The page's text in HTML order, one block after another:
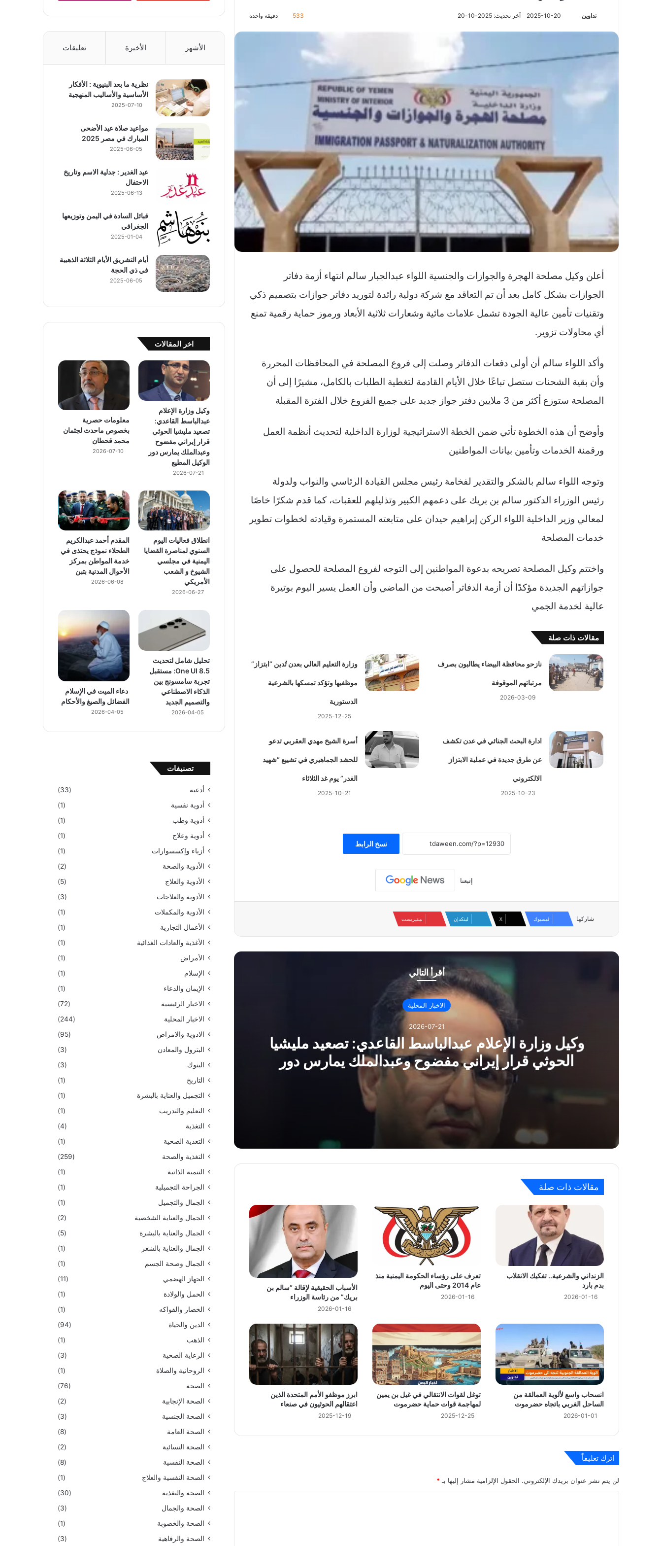
تداوين 2025-10-20 آخر تحديث: 2025-10-20 533 دقيقة واحدة
أعلن وكيل مصلحة الهجرة والجوازات والجنسية اللواء عبدالجبار سالم انتهاء أزمة دفاتر
الجوازات بشكل كامل بعد أن تم التعاقد مع شركة دولية رائدة لتوريد دفاتر جوازات بتصميم ذكي
وتقنيات تأمين عالية الجودة تشمل علامات مائية وشعارات ثلاثية الأبعاد ورموز حماية رقمية تمنع
أي محاولات تزوير.
وأكد اللواء سالم أن أولى دفعات الدفاتر وصلت إلى فروع المصلحة في المحافظات المحررة
وأن بقية الشحنات ستصل تباعًا خلال الأيام القادمة لتغطية الطلبات بالكامل، مشيرًا إلى أن
المصلحة ستوزع أكثر من 3 ملايين دفتر جواز جديد على جميع الفروع خلال الفترة المقبلة
وأوضح أن هذه الخطوة تأتي ضمن الخطة الاستراتيجية لوزارة الداخلية لتحديث أنظمة العمل
ورقمنة الخدمات وتأمين بيانات المواطنين
وتوجه اللواء سالم بالشكر والتقدير لفخامة رئيس مجلس القيادة الرئاسي والنواب ولدولة
رئيس الوزراء الدكتور سالم بن بريك على دعمهم الكبير وتذليلهم للعقبات، كما قدم شكرًا خاصًا
لمعالي وزير الداخلية اللواء الركن إبراهيم حيدان على متابعته المستمرة وقيادته لخطوات تطوير
خدمات المصلحة
واختتم وكيل المصلحة تصريحه بدعوة المواطنين إلى التوجه لفروع المصلحة للحصول على
جوازاتهم الجديدة مؤكدًا أن أزمة الدفاتر أصبحت من الماضي وأن العمل يسير اليوم بوتيرة
عالية لخدمة الجمي
مقالات ذات صلة
نازحو محافظة البيضاء يطالبون بصرف
مرتباتهم الموقوفة
2026-03-09
وزارة التعليم العالي بعدن تُدين “ابتزاز”
موظفيها وتؤكد تمسكها بالشرعية
الدستورية
2025-12-25
ادارة البحث الجنائي في عدن تكشف
عن طرق جديدة في عملية الابتزاز
الالكتروني
2025-10-23
أسرة الشيخ مهدي العقربي تدعو
للحشد الجماهيري في تشييع “شهيد
الغدر” يوم غد الثلاثاء
2025-10-21
نسخ الرابط
إتبعنا
شاركها فيسبوك ‫X لينكدإن بينتيريست
أقرأ التالي
الاخبار المحلية
2026-07-21
وكيل وزارة الإعلام عبدالباسط القاعدي: تصعيد مليشيا
الحوثي قرار إيراني مفضوح وعبدالملك يمارس دور
الوكيل المطيع
معلومات حصرية بخصوص ماحدث لجثمان محمد قحطان
2026-06-27
انطلاق فعاليات اليوم السنوي لمناصرة القضايا اليمنية في مجلسي الشيوخ و الشعب الأمريكي
2026-03-17
الفرقة أولى طوارئ تدشن توزيع خيام إيوائية وسلال غذائية لإغاثة متضرري حريق مخيمات العبر بدعم من مركز الملك سلمان
ائتلاف العون والتنمية يكرم المعاقين من أبناء محافظة البيضاء ويقيم مأدبة رمضانية
18 قرار أصدرها العليمي في نصف شهر تعرف عليها
مقالات ذات صلة
الزنداني والشرعية.. تفكيك الانقلاب
بدم بارد
2026-01-16
تعرف على رؤساء الحكومة اليمنية منذ
عام 2014 وحتى اليوم
2026-01-16
الأسباب الحقيقية لإقالة “سالم بن
بريك” من رئاسة الوزراء
2026-01-16
انسحاب واسع لألوية العمالقة من
الساحل الغربي باتجاه حضرموت
2026-01-01
توغل لقوات الانتقالي في غيل بن يمين
لمهاجمة قوات حماية حضرموت
2025-12-25
ابرز موظفو الأمم المتحدة الذين
اعتقالهم الحوثيون في صنعاء
2025-12-19
اترك تعليقاً
لن يتم نشر عنوان بريدك الإلكتروني. الحقول الإلزامية مشار إليها بـ *
الأشهر الأخيرة تعليقات
نظرية ما بعد البنيوية : الأفكار
الأساسية والأساليب المنهجية
2025-07-10
مواعيد صلاة عيد الأضحى
المبارك في مصر 2025
2025-06-05
عيد الغدير : جدلية الاسم وتاريخ
الاحتفال
2025-06-13
قبائل السادة في اليمن وتوزيعها
الجغرافي
2025-01-04
أيام التشريق الأيام الثلاثة الذهبية
في ذي الحجة
2025-06-05
اخر المقالات
وكيل وزارة الإعلام
عبدالباسط القاعدي:
تصعيد مليشيا الحوثي
قرار إيراني مفضوح
وعبدالملك يمارس دور
الوكيل المطيع
2026-07-21
معلومات حصرية
بخصوص ماحدث لجثمان
محمد قحطان
2026-07-10
انطلاق فعاليات اليوم
السنوي لمناصرة القضايا
اليمنية في مجلسي
الشيوخ و الشعب
الأمريكي
2026-06-27
المقدم أحمد عبدالكريم
الطحلاء نموذج يحتذى في
خدمة المواطن بمركز
الأحوال المدنية بتبن
2026-06-08
تحليل شامل لتحديث
One UI 8.5: مستقبل
تجربة سامسونج بين
الذكاء الاصطناعي
والتصميم الجديد
2026-04-05
دعاء الميت في الإسلام
الفضائل والصيغ والأحكام
2026-04-05
تصنيفات
أدعية
(33)
أدوية نفسية
(1)
أدوية وطب
(1)
أدوية وعلاج
(1)
أزياء وإكسسوارات
(1)
الأدوية والصحة
(2)
الأدوية والعلاج
(5)
الأدوية والعلاجات
(3)
الأدوية والمكملات
(1)
الأعمال التجارية
(1)
الأغذية والعادات الغذائية
(1)
الأمراض
(1)
الإسلام
(1)
الإيمان والدعاء
(1)
الاخبار الرئيسية
(72)
الاخبار المحلية
(244)
الادوية والامراض
(95)
البترول والمعادن
(3)
البنوك
(3)
التاريخ
(1)
التجميل والعناية بالبشرة
(1)
التعليم والتدريب
(1)
التغذية
(4)
التغذية الصحية
(1)
التغذية والصحة
(259)
التنمية الذاتية
(1)
الجراحة التجميلية
(1)
الجمال والتجميل
(1)
الجمال والعناية الشخصية
(2)
الجمال والعناية بالبشرة
(5)
الجمال والعناية بالشعر
(1)
الجمال وصحة الجسم
(1)
الجهاز الهضمي
(11)
الحمل والولادة
(1)
الخضار والفواكه
(1)
الدين والحياة
(94)
الذهب
(1)
الرعاية الصحية
(3)
الروحانية والصلاة
(1)
الصحة
(76)
الصحة الإنجابية
(2)
الصحة الجنسية
(3)
الصحة العامة
(8)
الصحة النسائية
(2)
الصحة النفسية
(8)
الصحة النفسية والعلاج
(1)
الصحة والتغذية
(30)
الصحة والجمال
(3)
الصحة والخصوبة
(1)
الصحة والرفاهية
(3)